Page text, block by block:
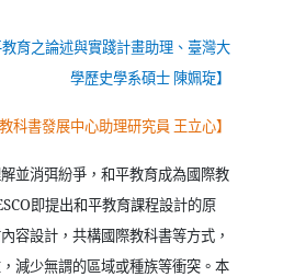
育之論述與實踐計畫助理、臺灣大
學歷史學系碩士 陳姵琁】
教科書發展中心助理研究員 王立心】
並消弭紛爭，和平教育成為國際教
即提出和平教育課程設計的原
容設計，共構國際教科書等方式，
減少無謂的區域或種族等衝突。本